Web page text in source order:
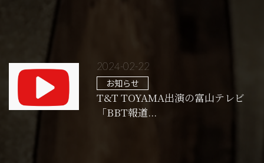
2024-02-22
お知らせ
T&T TOYAMA出演の富山テレビ
「BBT報道...